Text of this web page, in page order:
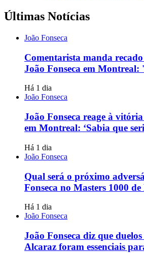
Últimas Notícias
João Fonseca
Comentarista manda
João Fonseca em Montreal:
Há 1 dia
João Fonseca
João Fonseca reage à
em Montreal: ‘Sabia que
Há 1 dia
João Fonseca
Qual será o próximo
Fonseca no Masters 1000
Há 1 dia
João Fonseca
João Fonseca diz que
Alcaraz foram essenciais